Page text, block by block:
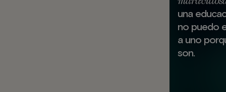
una
no puedo
a uno
son.